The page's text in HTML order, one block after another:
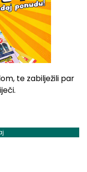
te zabilježili par